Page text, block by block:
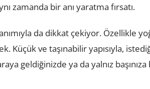
zamanda bir anı yaratma fırsatı.
da dikkat çekiyor. Özellikle
Küçük ve taşınabilir yapısıyla,
geldiğinizde ya da yalnız başınıza